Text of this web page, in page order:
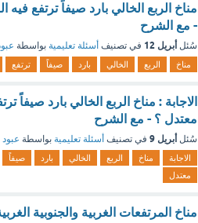
مناخ الربع الخالي بارد صيفاً ترتفع
- مع الشرح
سُئل أبريل 12 في تصنيف أسئلة تعليمية بواسطة
مناخ الربع الخالي بارد صيفاً ترتفع
الاجابة : مناخ الربع الخالي بارد
معتدل ؟ - مع الشرح
سُئل أبريل 9 في تصنيف أسئلة تعليمية بواسطة عبود
الاجابة مناخ الربع الخالي بارد صيفاً
معتدل
مناخ المرتفعات الغربية والجنوبية